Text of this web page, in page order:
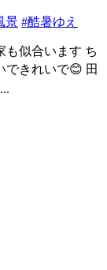
景 #酷暑ゆえ
も似合います ち
できれいで😊 田